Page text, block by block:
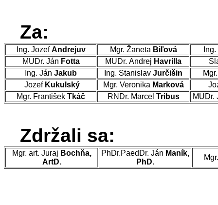
Za:
Ing. JozefAndrejuv Mgr. Žaneta Biľová
MUDr. Ján Fotta MUDr. Andrej Havrilla
Ing. Ján Jakub Ing. Stanislav Jurčišin
Jozef Kukulský Mgr. Veronika Marková
Mgr. František Tkáč RNDr. Marcel Tribus
Zdržali sa:
Mgr. art. Juraj Bochňa,
ArtD.
PhDr.PaedDr. Ján Maník,
PhD.